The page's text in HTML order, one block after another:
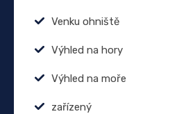
Venku ohniště
Výhled na hory
Výhled na moře
zařízený